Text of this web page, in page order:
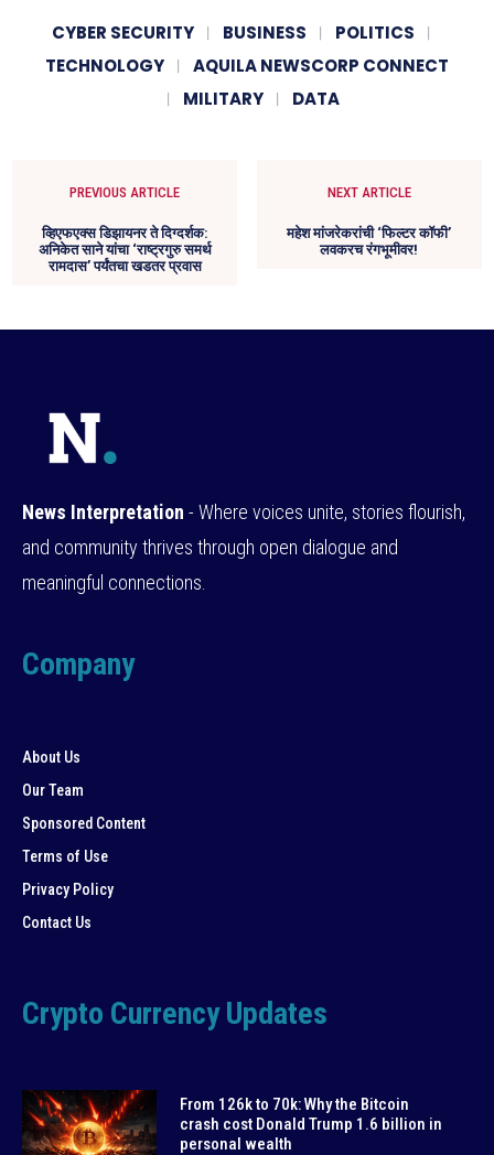
CYBER SECURITY BUSINESS
POLITICS
TECHNOLOGY
AQUILA NEWSCORP CONNECT
MILITARY
DATA
PREVIOUS ARTICLE
व्हिएफएक्स डिझायनर ते दिग्दर्शक:
अनिकेत साने यांचा ‘राष्ट्रगुरु समर्थ
रामदास’ पर्यंतचा खडतर प्रवास
NEXT ARTICLE
महेश मांजरेकरांची ‘फिल्टर कॉफी’
लवकरच रंगभूमीवर!
News Interpretation - Where voices unite, stories flourish,
and community thrives through open dialogue and
meaningful connections.
Company
About Us
Our Team
Sponsored Content
Terms of Use
Privacy Policy
Contact Us
Crypto Currency Updates
From 126k to 70k: Why the Bitcoin
crash cost Donald Trump 1.6 billion in
personal wealth